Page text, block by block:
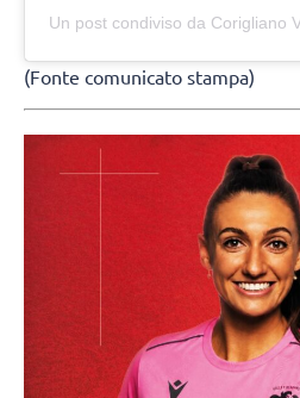
Un post condiviso da Corigliano
(Fonte comunicato stampa)